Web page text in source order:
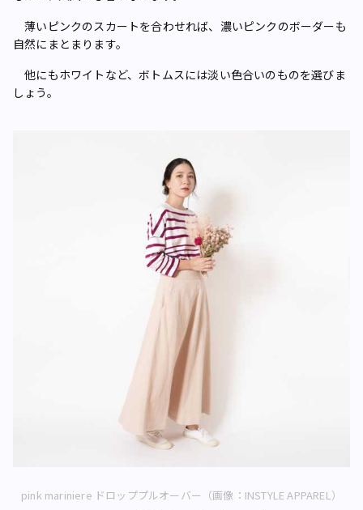
薄いピンクのスカートを合わせれば、濃いピンクのボーダーも
自然にまとまります。
他にもホワイトなど、ボトムスには淡い色合いのものを選びま
しょう。
pink mariniere ドロッププルオーバー（画像：INSTYLE APPAREL）